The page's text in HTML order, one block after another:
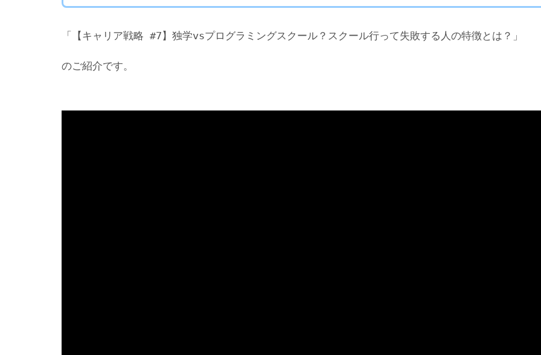
「【キャリア戦略 #7】独学vsプログラミングスクール？スクール行って失敗する人の特徴とは？」
のご紹介です。